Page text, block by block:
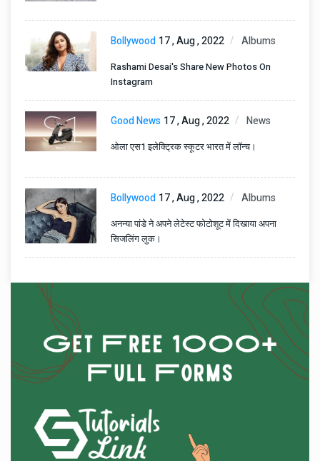
Bollywood 17 , Aug , 2022 Albums
Rashami Desai's Share New Photos On
Instagram
Good News 17 , Aug , 2022 News
ओला एस1 इलेक्ट्रिक स्कूटर भारत में लॉन्च।
Bollywood 17 , Aug , 2022 Albums
अनन्या पांडे ने अपने लेटेस्ट फोटोशूट में दिखाया अपना
सिजलिंग लुक।